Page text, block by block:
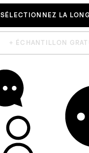
SÉLECTIONNEZ LA
+ ÉCHANTILLON